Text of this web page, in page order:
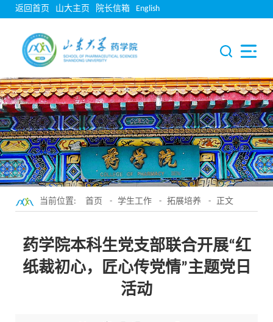
返回首页 山大主页 院长信箱 English
当前位置: 首页 - 学生工作 - 拓展培养 - 正文
药学院本科生党支部联合开展“红
纸裁初心，匠心传党情”主题党日
活动